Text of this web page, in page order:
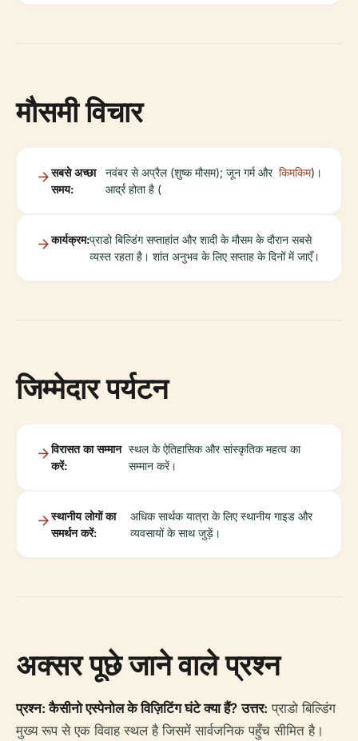
मौसमी विचार
सबसे अच्छा
समय:
नवंबर से अप्रैल (शुष्क मौसम); जून गर्म और
आर्द्र होता है (
किमकिम)।
कार्यक्रम:प्राडो बिल्डिंग सप्ताहांत और शादी के मौसम के दौरान सबसे
व्यस्त रहता है। शांत अनुभव के लिए सप्ताह के दिनों में जाएँ।
जिम्मेदार पर्यटन
विरासत का सम्मान
करें:
स्थल के ऐतिहासिक और सांस्कृतिक महत्व का
सम्मान करें।
स्थानीय लोगों का
समर्थन करें:
अधिक सार्थक यात्रा के लिए स्थानीय गाइड और
व्यवसायों के साथ जुड़ें।
अक्सर पूछे जाने वाले प्रश्न
प्रश्न: कैसीनो एस्पेनोल के विज़िटिंग घंटे क्या हैं? उत्तर: प्राडो बिल्डिंग
मुख्य रूप से एक विवाह स्थल है जिसमें सार्वजनिक पहुँच सीमित है।